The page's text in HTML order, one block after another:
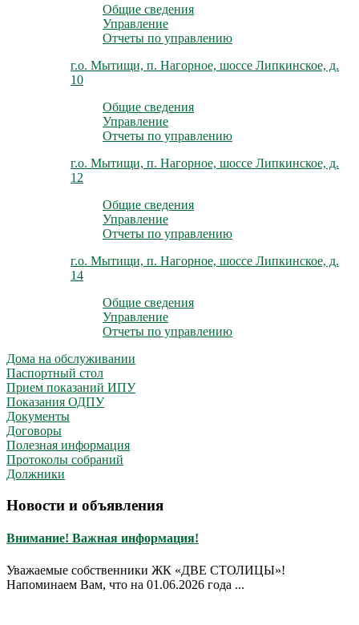
Общие сведения
Управление
Отчеты по управлению
г.о. Мытищи, п. Нагорное, шоссе Липкинское, д.
10
Общие сведения
Управление
Отчеты по управлению
г.о. Мытищи, п. Нагорное, шоссе Липкинское, д.
12
Общие сведения
Управление
Отчеты по управлению
г.о. Мытищи, п. Нагорное, шоссе Липкинское, д.
14
Общие сведения
Управление
Отчеты по управлению
Дома на обслуживании
Паспортный стол
Прием показаний ИПУ
Показания ОДПУ
Документы
Договоры
Полезная информация
Протоколы собраний
Должники
Новости и объявления
Внимание! Важная информация!
Уважаемые собственники ЖК «ДВЕ СТОЛИЦЫ»!
Напоминаем Вам, что на 01.06.2026 года ...